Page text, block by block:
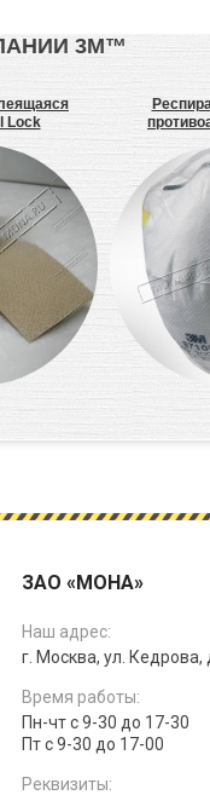
3М™
Lock
ЗАО «МОНА»
Наш адрес:
г. Москва, ул. Кедрова,
Время работы:
Пн-чт с 9-30 до 17-30
Пт с 9-30 до 17-00
Реквизиты: